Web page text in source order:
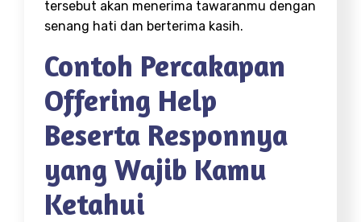
tersebut akan menerima tawaranmu dengan
senang hati dan berterima kasih.
Contoh Percakapan
Offering Help
Beserta Responnya
yang Wajib Kamu
Ketahui